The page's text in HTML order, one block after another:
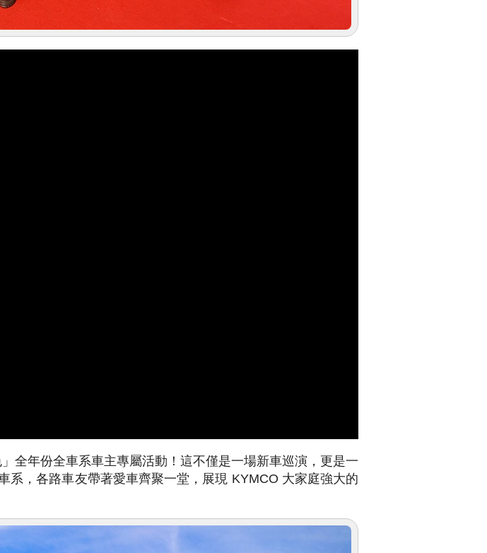
全年份全車系車主專屬活動！這不僅是一場新車巡演，更是一
，各路車友帶著愛車齊聚一堂，展現 KYMCO 大家庭強大的